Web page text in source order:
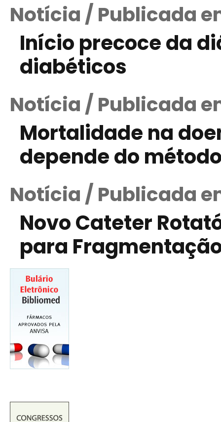
Notícia / Publicada
Início precoce da
diabéticos
Notícia / Publicada
Mortalidade na
depende do
Notícia / Publicada
Novo Cateter
para